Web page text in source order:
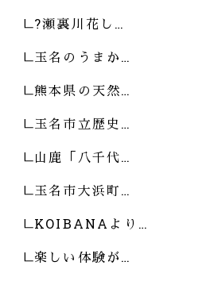
?瀬裏川花し…
玉名のうまか…
熊本県の天然…
玉名市立歴史…
山鹿「八千代…
玉名市大浜町…
KOIBANAより…
楽しい体験が…